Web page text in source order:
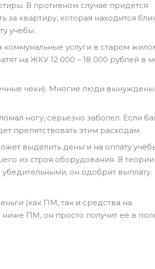
В противном случае придётся
квартиру, которая находится
учёбы.
коммунальные услуги в старом
на ЖКУ 12 000 – 18 000 рублей в
чеки). Многие люди вынуждены
ногу, серьёзно заболел. Если
препятствовать этим расходам.
выделить деньги на оплату
из строя оборудования. В теории
он одобрит выплату.
(как ПМ, так и средства на
ниже ПМ, он просто получит её в